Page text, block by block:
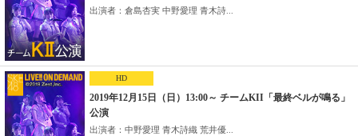
出演者：倉島杏実 中野愛理 青木詩...
HD
2019年12月15日（日）13:00～ チームKII「最終ベルが鳴る」
公演
出演者：中野愛理 青木詩織 荒井優...